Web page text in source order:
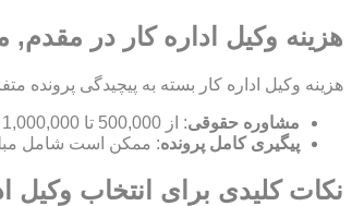
هزینه وکیل اداره کار در
هزینه وکیل اداره کار بسته به پیچیدگی پرونده
مشاوره حقوقی: از 500,000 تا 1,000,000 تومان برای تنظیم لایحه.
پیگیری کامل پرونده: ممکن است شامل مبلغ ثابت یا درصدی
نکات کلیدی برای انتخاب وکیل